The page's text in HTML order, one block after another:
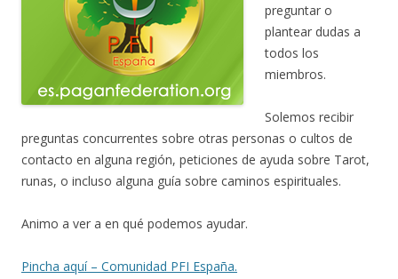
preguntar o
plantear dudas a
todos los
miembros.
Solemos recibir
preguntas concurrentes sobre otras personas o cultos de
contacto en alguna región, peticiones de ayuda sobre Tarot,
runas, o incluso alguna guía sobre caminos espirituales.
Animo a ver a en qué podemos ayudar.
Pincha aquí – Comunidad PFI España.